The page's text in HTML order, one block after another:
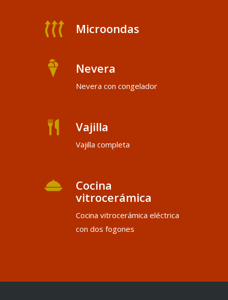
Microondas
Nevera
Nevera con congelador
Vajilla
Vajilla completa
Cocina
vitrocerámica
Cocina vitrocerámica eléctrica
con dos fogones